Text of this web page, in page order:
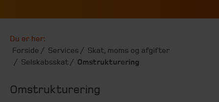
Du er her:
Forside
Services
Skat, moms og afgifter
Selskabsskat
Omstrukturering
Omstrukturering